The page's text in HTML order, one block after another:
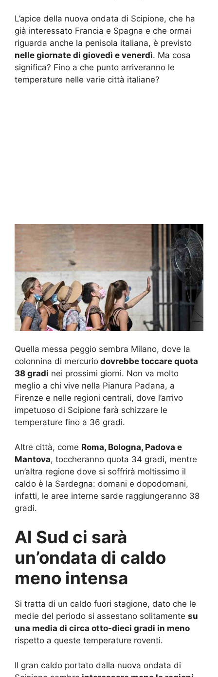
L’apice della nuova ondata di Scipione, che ha
già interessato Francia e Spagna e che ormai
riguarda anche la penisola italiana, è previsto
nelle giornate di giovedì e venerdì. Ma cosa
significa? Fino a che punto arriveranno le
temperature nelle varie città italiane?
Quella messa peggio sembra Milano, dove la
colonnina di mercurio dovrebbe toccare quota
38 gradi nei prossimi giorni. Non va molto
meglio a chi vive nella Pianura Padana, a
Firenze e nelle regioni centrali, dove l’arrivo
impetuoso di Scipione farà schizzare le
temperature fino a 36 gradi.
Altre città, come Roma, Bologna, Padova e
Mantova, toccheranno quota 34 gradi, mentre
un’altra regione dove si soffrirà moltissimo il
caldo è la Sardegna: domani e dopodomani,
infatti, le aree interne sarde raggiungeranno 38
gradi.
Al Sud ci sarà
un’ondata di caldo
meno intensa
Si tratta di un caldo fuori stagione, dato che le
medie del periodo si assestano solitamente su
una media di circa otto-dieci gradi in meno
rispetto a queste temperature roventi.
Il gran caldo portato dalla nuova ondata di